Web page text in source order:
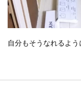
自分もそうなれるよ